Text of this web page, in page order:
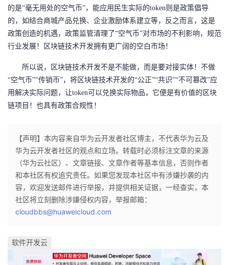
者
学
我
课
程
的
认
证
我
的
实
验
我
的
收
支
持
我
的
术
支
持
我
云
声
建
议
的是“毫无用处的空气币”，能应用民生实际的token则是政策倡导
的，如结合商城产品兑换、企业激励体系建立等，反之而言，这是
政策创造的机遇，政策监管清理了“空气币”对市场的不利影响，规范
行业发展！区块链技术开发拥有更广阔的空白市场！
所以说，区块链技术开发不是不能做，而是要对接实体！不做
“空气币”“传销币”，将区块链技术开发的“公正”“共识”“不可篡改”应
用解决实际问题，让token可以兑换实际物品，它便是有价值的区块
链项目！也具有政策合规性！
【声明】本内容来自华为云开发者社区博主，不代表华为云及
华为云开发者社区的观点和立场。转载时必须标注文章的来源
（华为云社区）、文章链接、文章作者等基本信息，否则作者
和本社区有权追究责任。如果您发现本社区中有涉嫌抄袭的内
容，欢迎发送邮件进行举报，并提供相关证据，一经查实，本
社区将立刻删除涉嫌侵权内容，举报邮箱：
cloudbbs@huaweicloud.com
软件开发云